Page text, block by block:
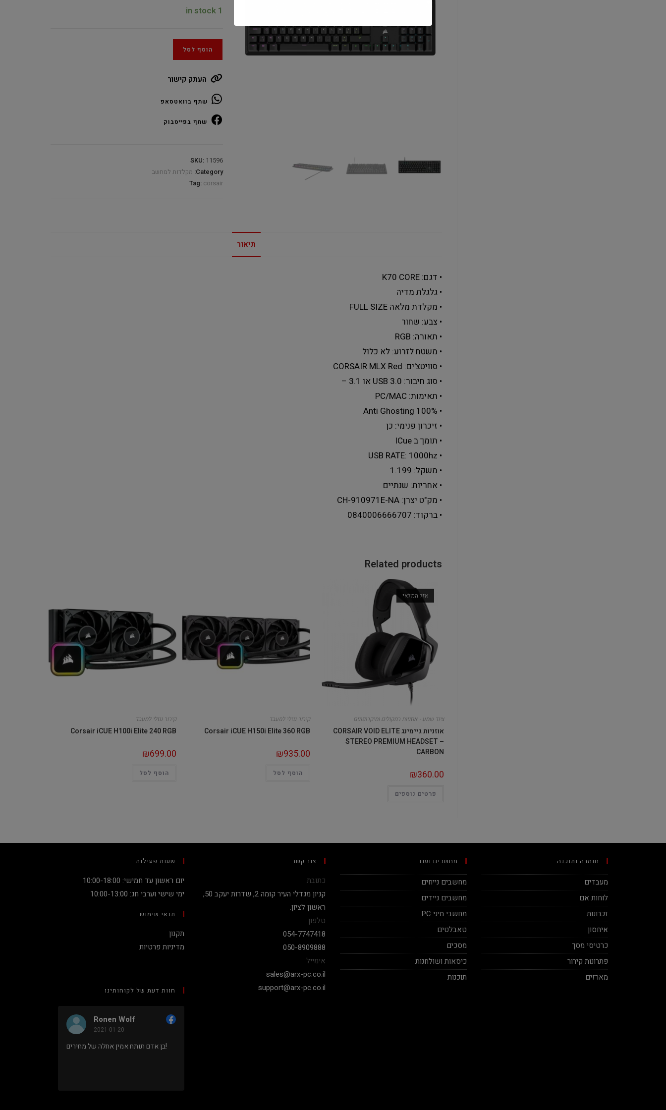
1 in stock
הוסף לסל
העתק קישור
שתף בוואטסאפ
שתף בפייסבוק
SKU: 11596
Category: מקלדות למחשב
Tag: corsair
תיאור
• דגם: K70 CORE
• גלגלת מדיה
• מקלדת מלאה FULL SIZE
• צבע: שחור
• תאורה: RGB
• משטח לזרוע: לא כלול
• סוויטצ'ים: CORSAIR MLX Red
• סוג חיבור: USB 3.0 או 3.1 –
• תאימות: PC/MAC
• 100% Anti Ghosting
• זיכרון פנימי: כן
• תומך ב ICue
• USB RATE: 1000hz
• משקל: 1.199
• אחריות: שנתיים
• מק"ט יצרן: CH-910971E-NA
• ברקוד: 0840006666707
Related products
אזל המלאי
ציוד שמע - אוזניות רמקולים ומיקרופונים
אוזניות גיימינג CORSAIR VOID ELITE
STEREO PREMIUM HEADSET –
CARBON
₪360.00
פרטים נוספים
קירור נוזלי למעבד
Corsair iCUE H150i Elite 360 RGB
₪935.00
הוסף לסל
קירור נוזלי למעבד
Corsair iCUE H100i Elite 240 RGB
₪699.00
הוסף לסל
חומרה ותוכנה
מעבדים
לוחות אם
זכרונות
איחסון
כרטיסי מסך
פתרונות קירור
מארזים
מחשבים ועוד
מחשבים נייחים
מחשבים ניידים
מחשבי מיני PC
טאבלטים
מסכים
כיסאות ושולחנות
תוכנות
צור קשר
כתובת
קניון מגדלי העיר קומה 2, שדרות יעקב 50,
ראשון לציון.
טלפון
054-7747418
050-8909888
אימייל
sales@arx-pc.co.il
support@arx-pc.co.il
שעות פעילות
יום ראשון עד חמישי: 10:00-18:00
ימי שישי וערבי חג: 10:00-13:00
תנאי שימוש
תקנון
מדיניות פרטיות
חוות דעת של לקוחותינו
Ronen Wolf
2021-01-20
בן אדם תותח אמין אחלה של מחירים!